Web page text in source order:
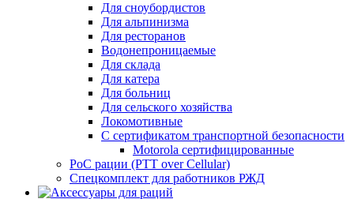
Для сноубордистов
Для альпинизма
Для ресторанов
Водонепроницаемые
Для склада
Для катера
Для больниц
Для сельского хозяйства
Локомотивные
С сертификатом транспортной безопасности
Motorola сертифицированные
PoC рации (PTT over Cellular)
Спецкомплект для работников РЖД